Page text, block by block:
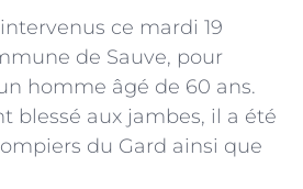
ce mardi 19
de Sauve, pour
homme âgé de 60 ans.
blessé aux jambes, il a été
du Gard ainsi que